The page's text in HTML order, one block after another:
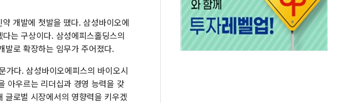
개발에 첫발을 땠다. 삼성바이오에
는 구상이다. 삼성에피스홀딩스의
발로 확장하는 임무가 주어졌다.
가다. 삼성바이오에피스의 바이오시
아우르는 리더십과 경영 능력을 갖
로벌 시장에서의 영향력을 키우겠